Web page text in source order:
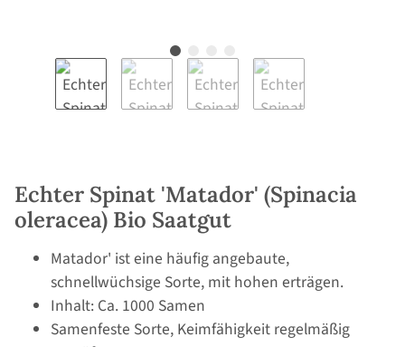
Echter Spinat 'Matador' (Spinacia
oleracea) Bio Saatgut
Matador' ist eine häufig angebaute,
schnellwüchsige Sorte, mit hohen erträgen.
Inhalt: Ca. 1000 Samen
Samenfeste Sorte, Keimfähigkeit regelmäßig